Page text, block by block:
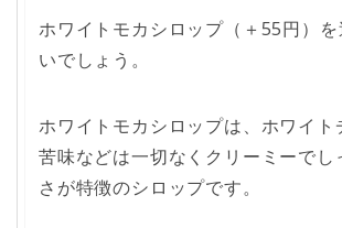
ホワイトモカシロップ（＋55円）
いでしょう。
ホワイトモカシロップは、ホワイト
苦味などは一切なくクリーミーでし
さが特徴のシロップです。